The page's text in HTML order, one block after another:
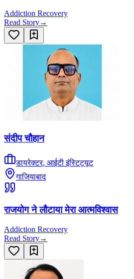
Addiction Recovery
Read Story→
संदीप चौहान
डायरेक्टर, आईटी इंस्टिट्यूट
गाजियाबाद
राजयोग ने लौटाया मेरा आत्मविश्वास
Addiction Recovery
Read Story→